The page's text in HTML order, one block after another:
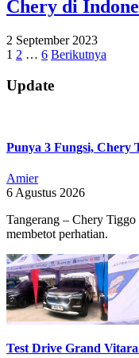
Chery di
2023-
09-
2 September 2023
Paginasi
pos
1 2 … 6 Berikutnya
Update
Punya 3 Fungsi, Chery
Amier
6 Agustus 2026
Tangerang – Chery
membetot perhatian.
Test Drive Grand